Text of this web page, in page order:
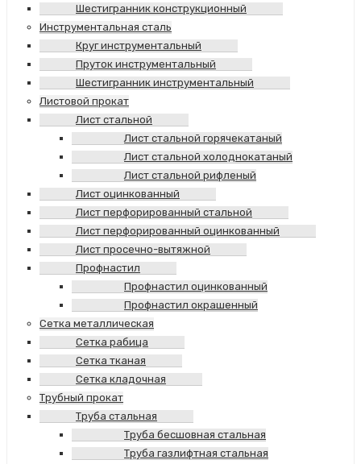
Шестигранник конструкционный
Инструментальная сталь
Круг инструментальный
Пруток инструментальный
Шестигранник инструментальный
Листовой прокат
Лист стальной
Лист стальной горячекатаный
Лист стальной холоднокатаный
Лист стальной рифленый
Лист оцинкованный
Лист перфорированный стальной
Лист перфорированный оцинкованный
Лист просечно-вытяжной
Профнастил
Профнастил оцинкованный
Профнастил окрашенный
Сетка металлическая
Сетка рабица
Сетка тканая
Сетка кладочная
Трубный прокат
Труба стальная
Труба бесшовная стальная
Труба газлифтная стальная